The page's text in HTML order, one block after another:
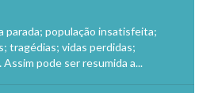
parada; população insatisfeita;
tragédias; vidas perdidas;
pode ser resumida a...